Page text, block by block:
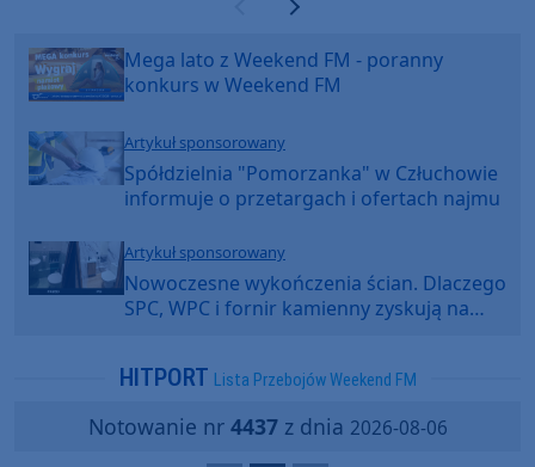
Poprzednia strona
Następna strona
Mega lato z Weekend FM - poranny
konkurs w Weekend FM
Artykuł sponsorowany
Spółdzielnia "Pomorzanka" w Człuchowie
informuje o przetargach i ofertach najmu
Artykuł sponsorowany
Nowoczesne wykończenia ścian. Dlaczego
SPC, WPC i fornir kamienny zyskują na
HITPORT Lista Przebojów Weekend FM
Notowanie nr 4437z dnia 2026-08-06